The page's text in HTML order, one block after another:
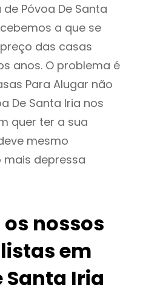
de Póvoa De Santa
a que se
das casas
anos. O problema é
Para Alugar não
De Santa Iria nos
quer ter a sua
mesmo
depressa
nossos
em
Santa Iria